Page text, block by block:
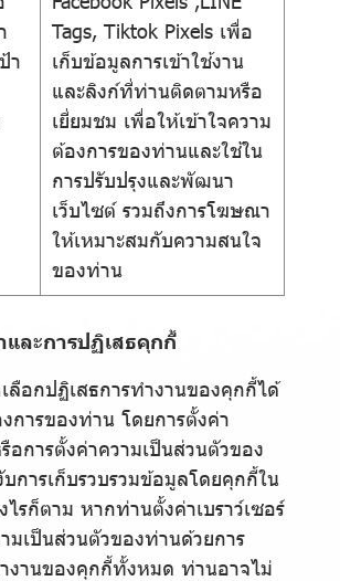
า
Tags, Tiktok Pixels เพื่อ
เก็บข้อมูลการเข้าใช้งาน
และลิงก์ที่ท่านติดตามหรือ
เยี่ยมชม เพื่อให้เข้าใจความ
ต้องการของท่านและใช้ใน
การปรับปรุงและพัฒนา
เว็บไซต์ รวมถึงการโฆษณา
ให้เหมาะสมกับความสนใจ
ของท่าน
และการปฏิเสธคุกกี้
ลือกปฏิเสธการทำงานของคุกกี้ได้
การของท่าน โดยการตั้งค่า
รือการตั้งค่าความเป็นส่วนตัวของ
การเก็บรวบรวมข้อมูลโดยคุกกี้ใน
รก็ตาม หากท่านตั้งค่าเบราว์เซอร์
มเป็นส่วนตัวของท่านด้วยการ
งานของคุกกี้ทั้งหมด ท่านอาจไม่